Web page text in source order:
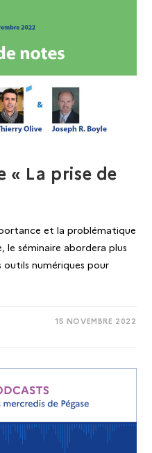
« La prise de
et la problématique
le séminaire abordera plus
numériques pour
15 NOVEMBRE 2022